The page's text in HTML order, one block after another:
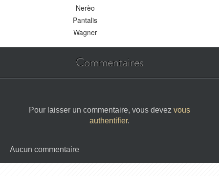
Nerèo
Pantalis
Wagner
Commentaires
Pour laisser un commentaire, vous devez vous
authentifier.
Aucun commentaire